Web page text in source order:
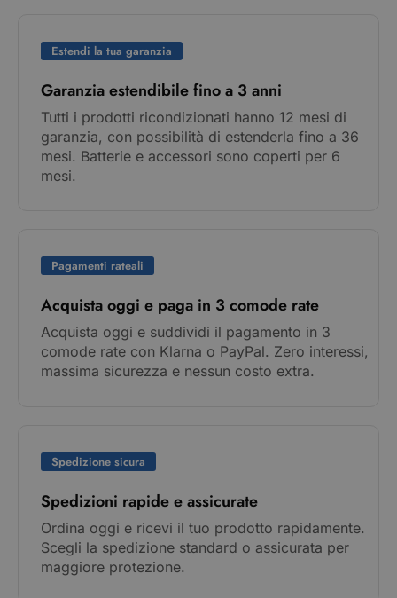
Estendi la tua garanzia
Garanzia estendibile fino a 3 anni
Tutti i prodotti ricondizionati hanno 12 mesi di
garanzia, con possibilità di estenderla fino a 36
mesi. Batterie e accessori sono coperti per 6
mesi.
Pagamenti rateali
Acquista oggi e paga in 3 comode rate
Acquista oggi e suddividi il pagamento in 3
comode rate con Klarna o PayPal. Zero interessi,
massima sicurezza e nessun costo extra.
Spedizione sicura
Spedizioni rapide e assicurate
Ordina oggi e ricevi il tuo prodotto rapidamente.
Scegli la spedizione standard o assicurata per
maggiore protezione.